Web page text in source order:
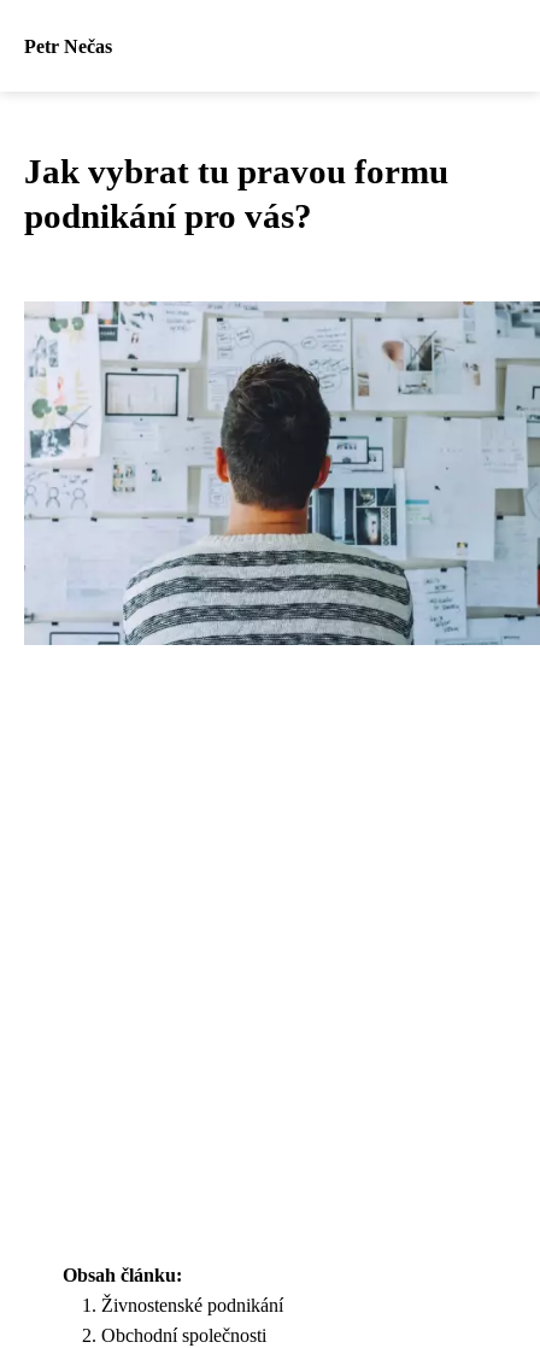
Petr Nečas
Jak vybrat tu pravou formu
podnikání pro vás?
Obsah článku:
Živnostenské podnikání
Obchodní společnosti